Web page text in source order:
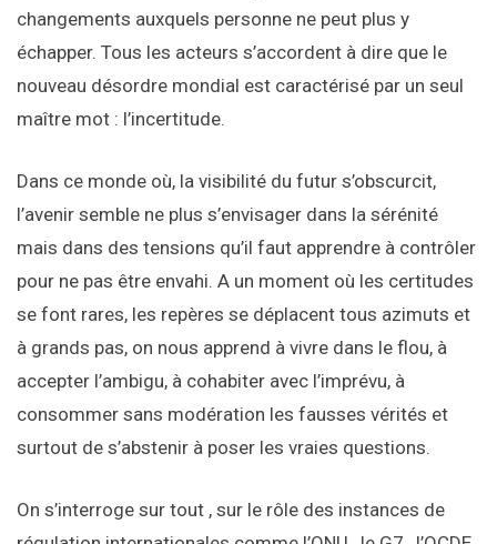
changements auxquels personne ne peut plus y
échapper. Tous les acteurs s’accordent à dire que le
nouveau désordre mondial est caractérisé par un seul
maître mot : l’incertitude.
Dans ce monde où, la visibilité du futur s’obscurcit,
l’avenir semble ne plus s’envisager dans la sérénité
mais dans des tensions qu’il faut apprendre à contrôler
pour ne pas être envahi. A un moment où les certitudes
se font rares, les repères se déplacent tous azimuts et
à grands pas, on nous apprend à vivre dans le flou, à
accepter l’ambigu, à cohabiter avec l’imprévu, à
consommer sans modération les fausses vérités et
surtout de s’abstenir à poser les vraies questions.
On s’interroge sur tout , sur le rôle des instances de